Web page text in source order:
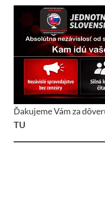
Ďakujeme Vám za
TU